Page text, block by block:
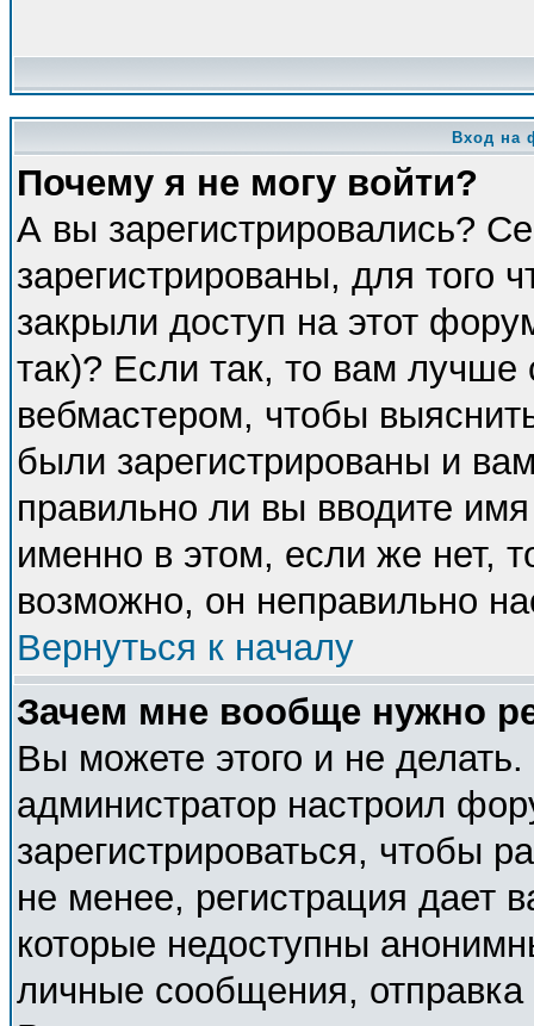
Вход на
Почему я не могу войти?
А вы зарегистрировались?
зарегистрированы, для того
закрыли доступ на этот
так)? Если так, то вам лучше
вебмастером, чтобы
были зарегистрированы и
правильно ли вы вводите
именно в этом, если же нет,
возможно, он неправильно
Вернуться к началу
Зачем мне вообще нужно
Вы можете этого и не делать.
администратор настроил
зарегистрироваться, чтобы
не менее, регистрация дает
которые недоступны
личные сообщения, отправка